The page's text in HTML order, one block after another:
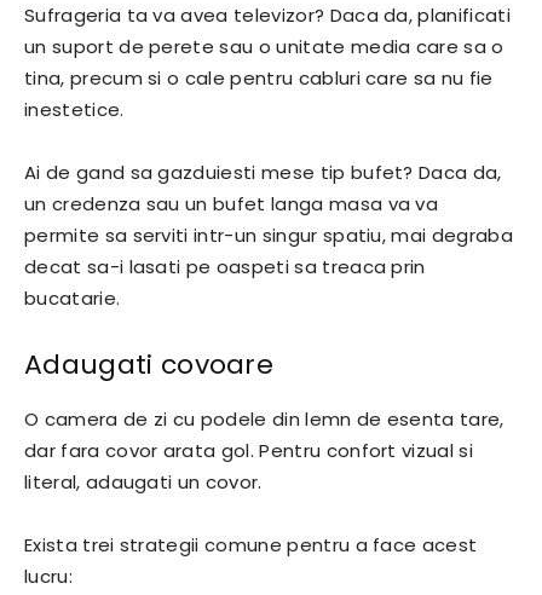
Sufrageria ta va avea televizor? Daca da, planificati
un suport de perete sau o unitate media care sa o
tina, precum si o cale pentru cabluri care sa nu fie
inestetice.
Ai de gand sa gazduiesti mese tip bufet? Daca da,
un credenza sau un bufet langa masa va va
permite sa serviti intr-un singur spatiu, mai degraba
decat sa-i lasati pe oaspeti sa treaca prin
bucatarie.
Adaugati covoare
O camera de zi cu podele din lemn de esenta tare,
dar fara covor arata gol. Pentru confort vizual si
literal, adaugati un covor.
Exista trei strategii comune pentru a face acest
lucru: